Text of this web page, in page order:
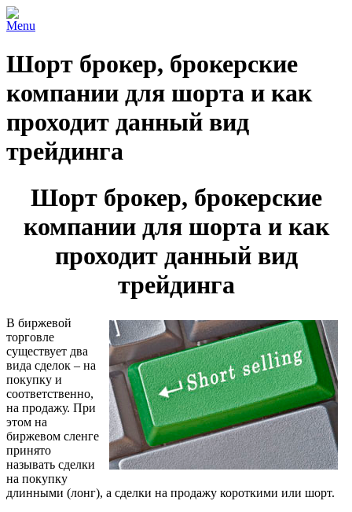
Menu
Шорт брокер, брокерские
компании для шорта и как
проходит данный вид
трейдинга
Шорт брокер, брокерские
компании для шорта и как
проходит данный вид
трейдинга
В биржевой
торговле
существует два
вида сделок – на
покупку и
соответственно,
на продажу. При
этом на
биржевом сленге
принято
называть сделки
на покупку
длинными (лонг), а сделки на продажу короткими или шорт.